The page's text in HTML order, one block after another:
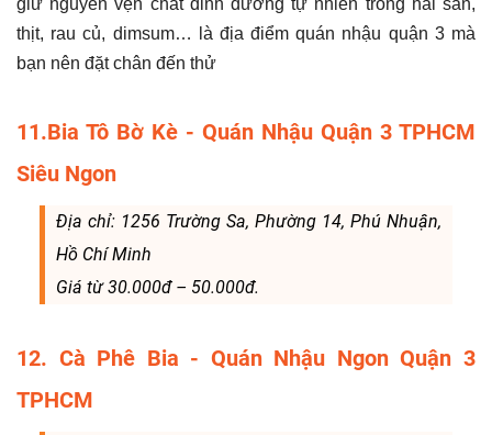
giữ nguyên vẹn chất dinh dưỡng tự nhiên trong hải sản,
thịt, rau củ, dimsum… là địa điểm quán nhậu quận 3 mà
bạn nên đặt chân đến thử
11.Bia Tô Bờ Kè - Quán Nhậu Quận 3 TPHCM
Siêu Ngon
Địa chỉ: 1256 Trường Sa, Phường 14, Phú Nhuận,
Hồ Chí Minh
Giá từ 30.000đ – 50.000đ.
12. Cà Phê Bia - Quán Nhậu Ngon Quận 3
TPHCM